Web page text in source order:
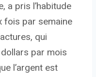
a pris l’habitude
fois par semaine
qui
par mois
l’argent est